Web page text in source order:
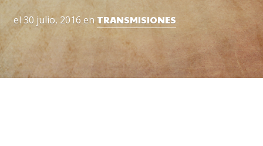
el30 julio, 2016 enTRANSMISIONES